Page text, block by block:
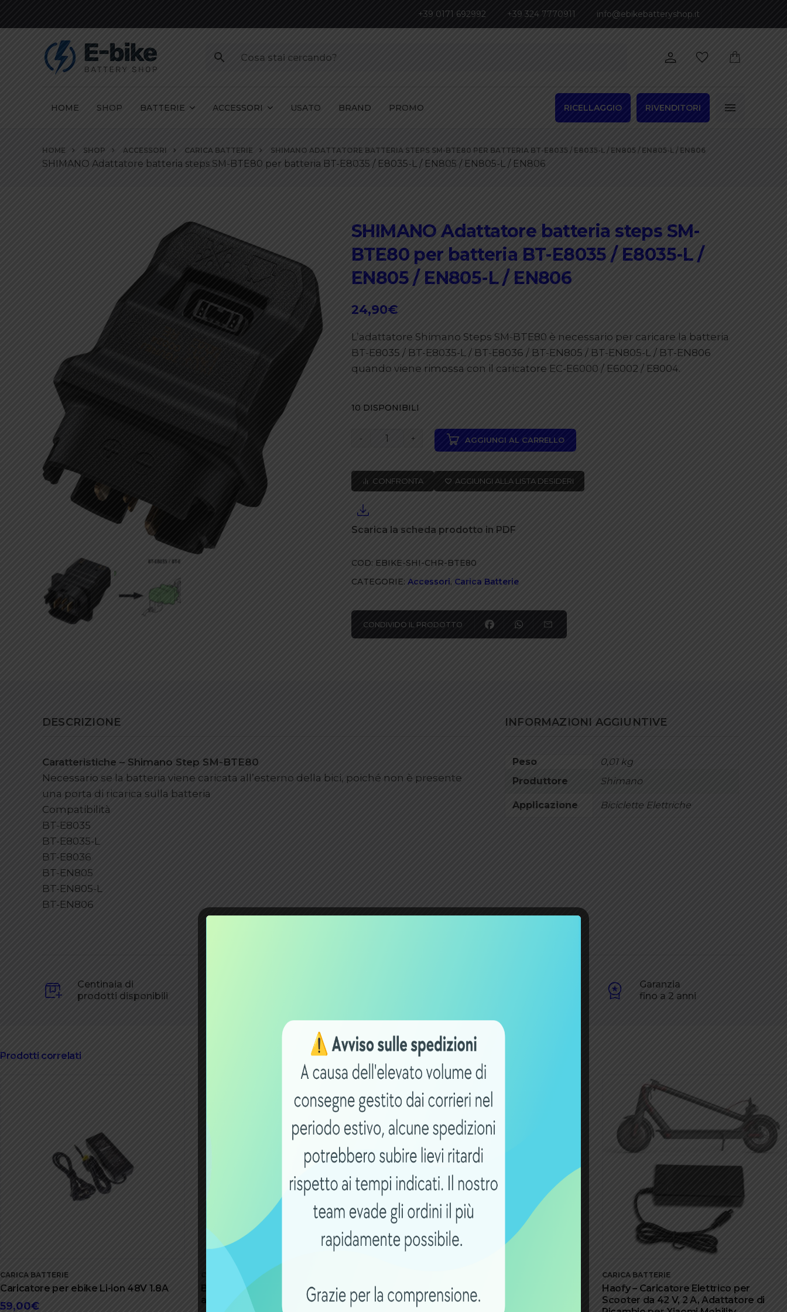
contenuti
+39 0171 692992 +39 324 7770911 info@ebikebatteryshop.it
HOME SHOP BATTERIE ACCESSORI USATO BRAND PROMO RICELLAGGIO RIVENDITORI
HOME SHOP ACCESSORI CARICA BATTERIE SHIMANO ADATTATORE BATTERIA STEPS SM-BTE80 PER BATTERIA BT-E8035 / E8035-L / EN805 / EN805-L / EN806
SHIMANO Adattatore batteria steps SM-BTE80 per batteria BT-E8035 / E8035-L / EN805 / EN805-L / EN806
SHIMANO Adattatore batteria steps SM-
BTE80 per batteria BT-E8035 / E8035-L /
EN805 / EN805-L / EN806
24,90€
L’adattatore Shimano Steps SM-BTE80 è necessario per caricare la batteria
BT-E8035 / BT-E8035-L / BT-E8036 / BT-EN805 / BT-EN805-L / BT-EN806
quando viene rimossa con il caricatore EC-E6000 / E6002 / E8004.
10 DISPONIBILI
SHIMANO
steps
per
BT-
E8035
E8035-
L
AGGIUNGI AL CARRELLO
CONFRONTA AGGIUNGI ALLA LISTA DESIDERI
Scarica la scheda prodotto in PDF
COD: EBIKE-SHI-CHR-BTE80
CATEGORIE: Accessori, Carica Batterie
CONDIVIDO IL PRODOTTO
DESCRIZIONE
Caratteristiche – Shimano Step SM-BTE80
Necessario se la batteria viene caricata all’esterno della bici, poiché non è presente
una porta di ricarica sulla batteria
Compatibilità
BT-E8035
BT-E8035-L
BT-E8036
BT-EN805
BT-EN805-L
BT-EN806
INFORMAZIONI AGGIUNTIVE
Peso
0,01 kg
Produttore
Shimano
Applicazione Biciclette Elettriche
Centinaia di
prodotti disponibili
Garanzia
fino a 2 anni
Prodotti correlati
CARICA BATTERIE
Caricatore per ebike Li-ion 48V 1.8A
59,00€
CARICA BATTERIE
BOSCH Cavo adattatore batteria da
active performance a classic+
Caricatore per ebike e pacchi Li-ion
Li-Poly 36V 1,5A
CARICA BATTERIE
Haofy – Caricatore Elettrico per
Scooter da 42 V, 2 A, Adattatore di